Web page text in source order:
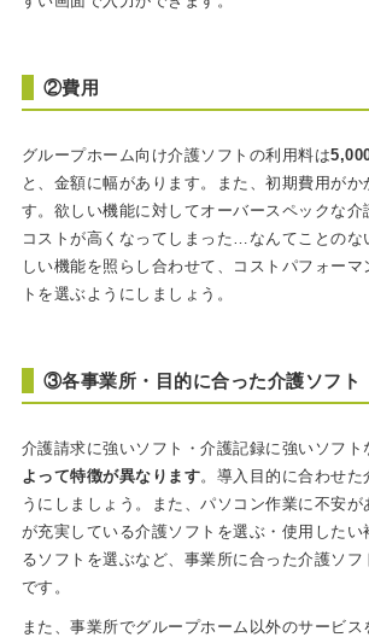
②費用
グループホーム向け介護ソフトの利用料は
と、金額に幅があります。また、初期費用がか
す。欲しい機能に対してオーバースペックな介
コストが高くなってしまった…なんてことのな
しい機能を照らし合わせて、コストパフォーマ
トを選ぶようにしましょう。
③各事業所・目的に合った介護ソフト
介護請求に強いソフト・介護記録に強いソフト
よって特徴が異なります。導入目的に合わせた
うにしましょう。また、パソコン作業に不安が
が充実している介護ソフトを選ぶ・使用したい
るソフトを選ぶなど、事業所に合った介護ソフ
です。
また、事業所でグループホーム以外のサービス